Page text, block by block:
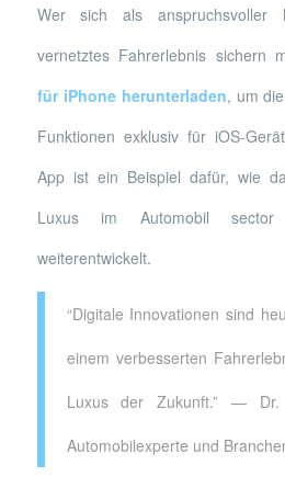
Wer sich als anspruchsvoller
vernetztes Fahrerlebnis sichern
für iPhone herunterladen, um
Funktionen exklusiv für iOS-
App ist ein Beispiel dafür, wie
Luxus im Automobil
weiterentwickelt.
“Digitale Innovationen sind
einem verbesserten
Luxus der Zukunft.” — Dr.
Automobilexperte und